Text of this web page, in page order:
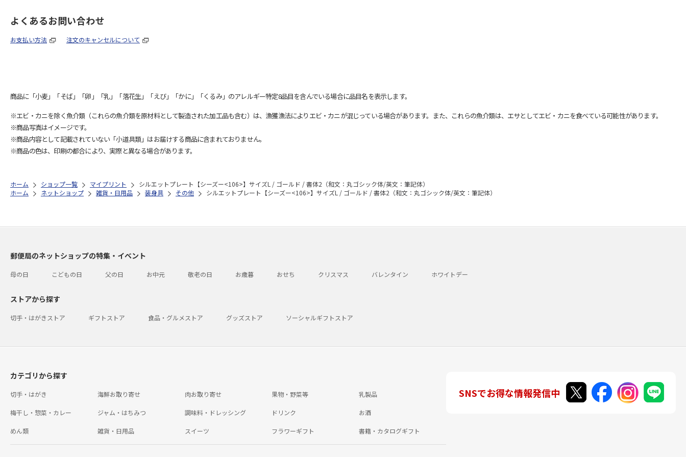
よくあるお問い合わせ
お支払い方法 注文のキャンセルについて
商品に「小麦」「そば」「卵」「乳」「落花生」「えび」「かに」「くるみ」のアレルギー特定8品目を含んでいる場合に品目名を表示します。
※エビ・カニを除く魚介類（これらの魚介類を原材料として製造された加工品も含む）は、漁獲漁法によりエビ・カニが混じっている場合があります。また、これらの魚介類は、エサとしてエビ・カニを食べている可能性があります。
※商品写真はイメージです。
※商品内容として記載されていない「小道具類」はお届けする商品に含まれておりません。
※商品の色は、印刷の都合により、実際と異なる場合があります。
ホーム ショップ一覧 マイプリント
シルエットプレート【シーズー<106>】サイズL / ゴールド / 書体2（和文：丸ゴシック体/英文：筆記体）
ホーム
ネットショップ 雑貨・日用品 装身具 その他 シルエットプレート【シーズー<106>】サイズL / ゴールド / 書体2（和文：丸ゴシック体/英文：筆記体）
郵便局のネットショップの特集・イベント
母の日 こどもの日 父の日 お中元 敬老の日 お歳暮 おせち クリスマス バレンタイン ホワイトデー
ストアから探す
切手・はがきストア ギフトストア 食品・グルメストア グッズストア ソーシャルギフトストア
カテゴリから探す
切手・はがき 海鮮お取り寄せ 肉お取り寄せ 果物・野菜等 乳製品
梅干し・惣菜・カレー ジャム・はちみつ 調味料・ドレッシング ドリンク お酒
めん類 雑貨・日用品 スイーツ フラワーギフト 書籍・カタログギフト
SNSでお得な情報発信中